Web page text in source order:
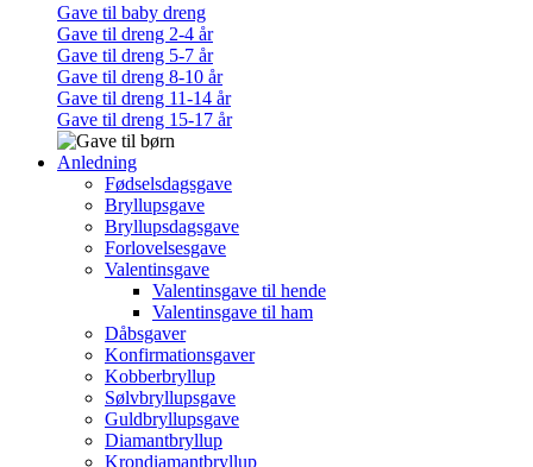
Gave til baby dreng
Gave til dreng 2-4 år
Gave til dreng 5-7 år
Gave til dreng 8-10 år
Gave til dreng 11-14 år
Gave til dreng 15-17 år
Anledning
Fødselsdagsgave
Bryllupsgave
Bryllupsdagsgave
Forlovelsesgave
Valentinsgave
Valentinsgave til hende
Valentinsgave til ham
Dåbsgaver
Konfirmationsgaver
Kobberbryllup
Sølvbryllupsgave
Guldbryllupsgave
Diamantbryllup
Krondiamantbryllup